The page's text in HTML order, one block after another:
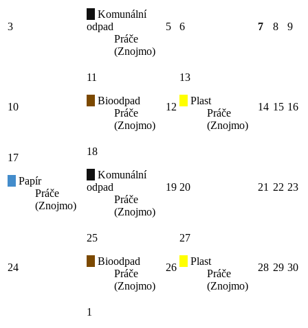
3
Komunální
odpad
Práče
(Znojmo)
5 6 7 8 9
10
11
Bioodpad
Práče
(Znojmo)
12
13
Plast
Práče
(Znojmo)
14 15 16
17
Papír
Práče
(Znojmo)
18
Komunální
odpad
Práče
(Znojmo)
19 20 21 22 23
24
25
Bioodpad
Práče
(Znojmo)
26
27
Plast
Práče
(Znojmo)
28 29 30
1